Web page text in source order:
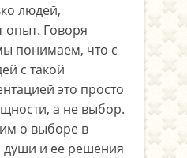
людей,
Говоря
понимаем, что с
с такой
это просто
а не выбор.
о выборе в
души и ее решения